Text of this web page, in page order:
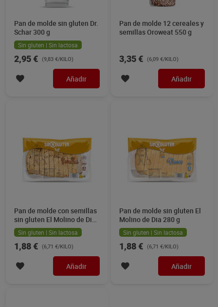
Pan de molde sin gluten Dr.
Schar 300 g
Sin gluten | Sin lactosa
2,95 € (9,83 €/KILO)
Añadir
Pan de molde 12 cereales y
semillas Oroweat 550 g
3,35 € (6,09 €/KILO)
Añadir
Pan de molde con semillas
sin gluten El Molino de Dia
280 g
Sin gluten | Sin lactosa
1,88 € (6,71 €/KILO)
Añadir
Pan de molde sin gluten El
Molino de Dia 280 g
Sin gluten | Sin lactosa
1,88 € (6,71 €/KILO)
Añadir